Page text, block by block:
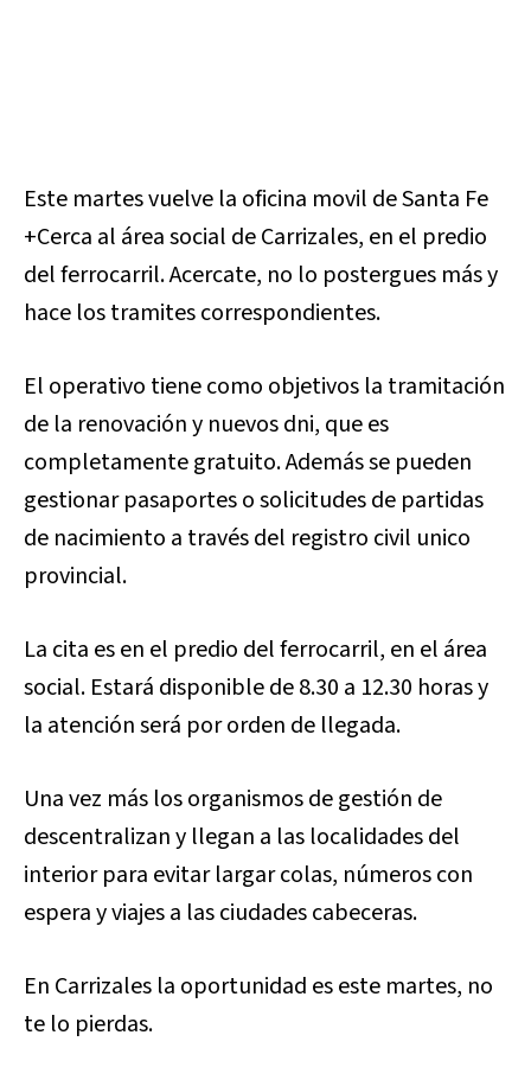
Este martes vuelve la oficina movil de Santa Fe
+Cerca al área social de Carrizales, en el predio
del ferrocarril. Acercate, no lo postergues más y
hace los tramites correspondientes.
El operativo tiene como objetivos la tramitación
de la renovación y nuevos dni, que es
completamente gratuito. Además se pueden
gestionar pasaportes o solicitudes de partidas
de nacimiento a través del registro civil unico
provincial.
La cita es en el predio del ferrocarril, en el área
social. Estará disponible de 8.30 a 12.30 horas y
la atención será por orden de llegada.
Una vez más los organismos de gestión de
descentralizan y llegan a las localidades del
interior para evitar largar colas, números con
espera y viajes a las ciudades cabeceras.
En Carrizales la oportunidad es este martes, no
te lo pierdas.